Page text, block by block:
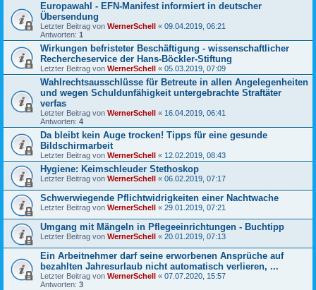
Europawahl - EFN-Manifest informiert in deutscher
Übersendung
Letzter Beitrag von WernerSchell « 09.04.2019, 06:21
Antworten: 1
Wirkungen befristeter Beschäftigung - wissenschaftlicher
Rechercheservice der Hans-Böckler-Stiftung
Letzter Beitrag von WernerSchell « 05.03.2019, 07:09
Wahlrechtsausschlüsse für Betreute in allen Angelegenheiten
und wegen Schuldunfähigkeit untergebrachte Straftäter
verfas
Letzter Beitrag von WernerSchell « 16.04.2019, 06:41
Antworten: 4
Da bleibt kein Auge trocken! Tipps für eine gesunde
Bildschirmarbeit
Letzter Beitrag von WernerSchell « 12.02.2019, 08:43
Hygiene: Keimschleuder Stethoskop
Letzter Beitrag von WernerSchell « 06.02.2019, 07:17
Schwerwiegende Pflichtwidrigkeiten einer Nachtwache
Letzter Beitrag von WernerSchell « 29.01.2019, 07:21
Umgang mit Mängeln in Pflegeeinrichtungen - Buchtipp
Letzter Beitrag von WernerSchell « 20.01.2019, 07:13
Ein Arbeitnehmer darf seine erworbenen Ansprüche auf
bezahlten Jahresurlaub nicht automatisch verlieren, ...
Letzter Beitrag von WernerSchell « 07.07.2020, 15:57
Antworten: 3